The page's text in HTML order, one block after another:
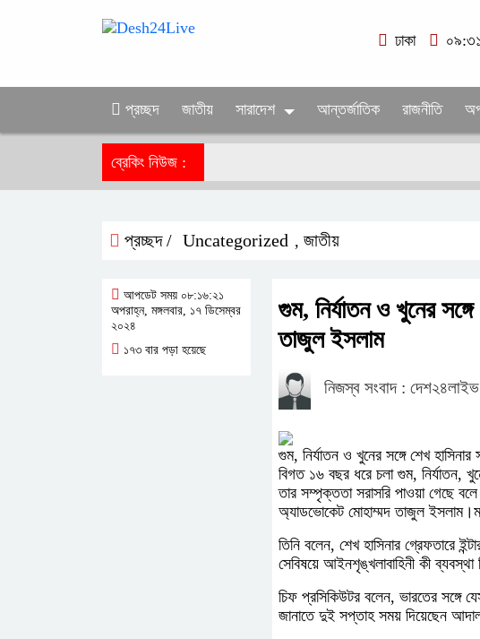
ঢাকা
প্রচ্ছদ জাতীয় সারাদেশ আন্তর্জাতিক রাজনীতি
ব্রেকিং নিউজ :
প্রচ্ছদ / Uncategorized , জাতীয়
গুম, নির্যাতন ও খুনের
তাজুল ইসলাম
নিজস্ব সংবাদ : দেশ২৪লাইভ
গুম, নির্যাতন ও খুনের সঙ্গে শেখ
বিগত ১৬ বছর ধরে চলা গুম, নির্যাতন,
তার সম্পৃক্ততা সরাসরি পাওয়া গেছে
অ্যাডভোকেট মোহাম্মদ তাজুল
তিনি বলেন, শেখ হাসিনার গ্রেফতারে
সেবিষয়ে আইনশৃঙ্খলাবাহিনী কী
চিফ প্রসিকিউটর বলেন, ভারতের সঙ্গে
জানাতে দুই সপ্তাহ সময় দিয়েছেন
আপডেট সময় ০৮:১৬:২১
অপরাহ্ন, মঙ্গলবার, ১৭ ডিসেম্বর
২০২৪
১৭৩ বার পড়া হয়েছে